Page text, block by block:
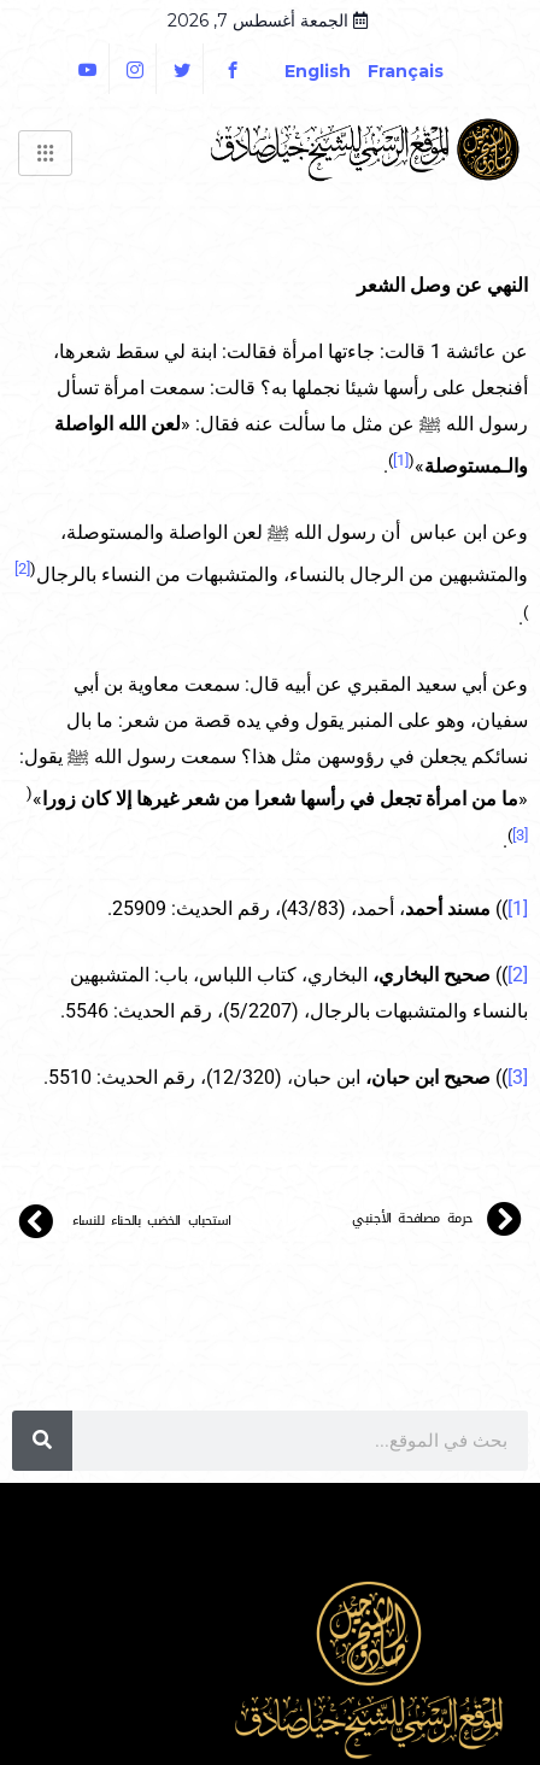
الجمعة أغسطس 7, 2026
Français
English
النهي عن وصل الشعر
عن عائشة 1 قالت: جاءتها امرأة فقالت: ابنة لي سقط شعرها،
أفنجعل على رأسها شيئا نجملها به؟ قالت: سمعت امرأة تسأل
رسول الله ﷺ عن مثل ما سألت عنه فقال: «لعن الله الواصلة
والـمستوصلة»
(
)
.
وعن ابن عباس أن رسول الله ﷺ لعن الواصلة والمستوصلة،
والمتشبهين من الرجال بالنساء، والمتشبهات من النساء بالرجال(
)
.
وعن أبي سعيد المقبري عن أبيه قال: سمعت معاوية بن أبي
سفيان، وهو على المنبر يقول وفي يده قصة من شعر: ما بال
نسائكم يجعلن في رؤوسهن مثل هذا؟ سمعت رسول الله ﷺ يقول:
«ما من امرأة تجعل في رأسها شعرا من شعر غيرها إلا كان زورا »
(
)
.
[1]
)) مسند أحمد، أحمد، (43/83)، رقم الحديث: 25909.
[2]
)) صحيح البخاري، البخاري، كتاب اللباس، باب: المتشبهين
بالنساء والمتشبهات بالرجال، (5/2207)، رقم الحديث: 5546.
[3]
)) صحيح ابن حبان، ابن حبان، (12/320)، رقم الحديث: 5510.
حرمة مصافحة الأجنبي استحباب الخضب بالحناء للنساء